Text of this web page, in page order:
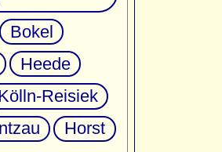
Bokel
Heede
Reisiek
Horst